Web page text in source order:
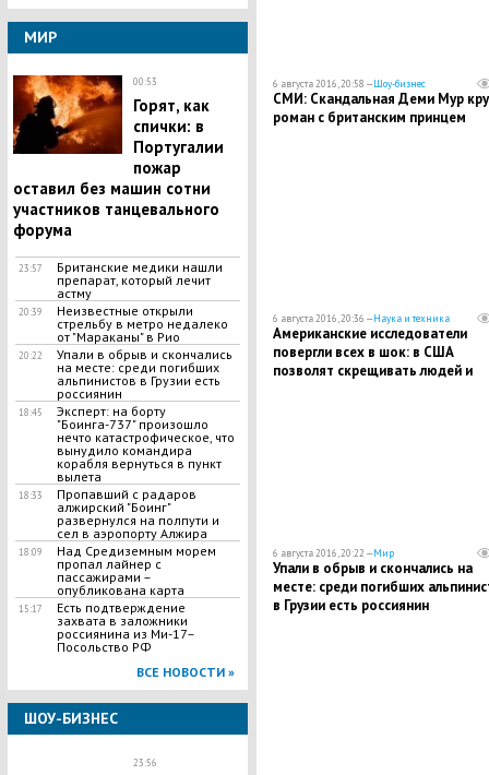
МИР
00:53
Горят, как
спички: в
Португалии
пожар
оставил без машин сотни
участников танцевального
форума
23:57
Британские медики нашли
препарат, который лечит
астму
20:39
Неизвестные открыли
стрельбу в метро недалеко
от "Мараканы" в Рио
20:22
Упали в обрыв и скончались
на месте: среди погибших
альпинистов в Грузии есть
россиянин
18:45
Эксперт: на борту
"Боинга-737" произошло
нечто катастрофическое, что
вынудило командира
корабля вернуться в пункт
вылета
18:33
Пропавший с радаров
алжирский "Боинг"
развернулся на полпути и
сел в аэропорту Алжира
18:09
Над Средиземным морем
пропал лайнер с
пассажирами –
опубликована карта
15:17
Есть подтверждение
захвата в заложники
россиянина из Ми-17–
Посольство РФ
ВСЕ НОВОСТИ »
ШОУ-БИЗНЕС
23:56
6 августа 2016, 20:58 —Шоу-бизнес
СМИ: Скандальная Деми Мур
роман с британским принцем
6 августа 2016, 20:36 —Наука и техника
Американские исследователи
повергли всех в шок: в США
позволят скрещивать людей и
6 августа 2016, 20:22 —Мир
Упали в обрыв и скончались на
месте: среди погибших
в Грузии есть россиянин